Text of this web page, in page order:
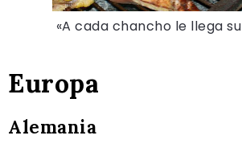
«A cada chancho le llega
Europa
Alemania